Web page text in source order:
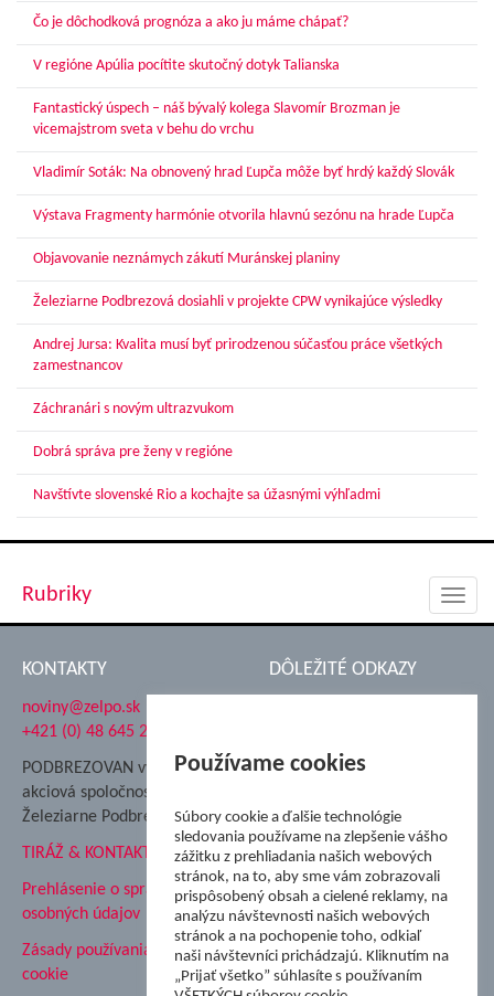
Čo je dôchodková prognóza a ako ju máme chápať?
V regióne Apúlia pocítite skutočný dotyk Talianska
Fantastický úspech – náš bývalý kolega Slavomír Brozman je
vicemajstrom sveta v behu do vrchu
Vladimír Soták: Na obnovený hrad Ľupča môže byť hrdý každý Slovák
Výstava Fragmenty harmónie otvorila hlavnú sezónu na hrade Ľupča
Objavovanie neznámych zákutí Muránskej planiny
Železiarne Podbrezová dosiahli v projekte CPW vynikajúce výsledky
Andrej Jursa: Kvalita musí byť prirodzenou súčasťou práce všetkých
zamestnancov
Záchranári s novým ultrazvukom
Dobrá správa pre ženy v regióne
Navštívte slovenské Rio a kochajte sa úžasnými výhľadmi
Rubriky
KONTAKTY
noviny@zelpo.sk
+421 (0) 48 645 2711
PODBREZOVAN vydáva
akciová spoločnosť
Železiarne Podbrezová
TIRÁŽ & KONTAKT
Prehlásenie o spracovaní
osobných údajov
Zásady používania súborov
cookie
DÔLEŽITÉ ODKAZY
Nadácia Železiarne
ŽP Informatika s.r.o.
ŠK Železiarne Podbrezová
Tále a.s.
Používame cookies
Súbory cookie a ďalšie technológie
sledovania používame na zlepšenie vášho
zážitku z prehliadania našich webových
stránok, na to, aby sme vám zobrazovali
prispôsobený obsah a cielené reklamy, na
analýzu návštevnosti našich webových
stránok a na pochopenie toho, odkiaľ
naši návštevníci prichádzajú. Kliknutím na
„Prijať všetko” súhlasíte s používaním